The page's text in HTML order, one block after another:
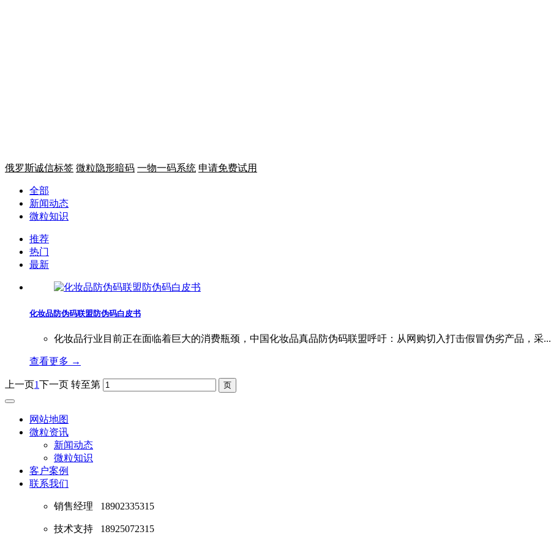
俄罗斯诚信标签 微粒隐形暗码 一物一码系统 申请免费试用
全部
新闻动态
微粒知识
推荐
热门
最新
化妆品防伪码联盟防伪码白皮书
化妆品行业目前正在面临着巨大的消费瓶颈，中国化妆品真品防伪码联盟呼吁：从网购切入打击假冒伪劣产品，采...
查看更多 →
上一页1下一页 转至第
网站地图
微粒资讯
新闻动态
微粒知识
客户案例
联系我们
销售经理 18902335315
技术支持 18925072315